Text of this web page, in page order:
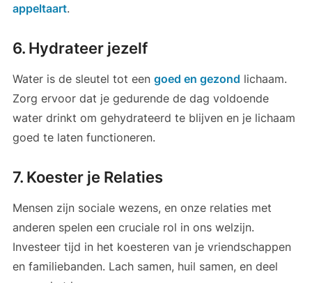
appeltaart.
6. Hydrateer jezelf
Water is de sleutel tot een goed en gezond lichaam.
Zorg ervoor dat je gedurende de dag voldoende
water drinkt om gehydrateerd te blijven en je lichaam
goed te laten functioneren.
7. Koester je Relaties
Mensen zijn sociale wezens, en onze relaties met
anderen spelen een cruciale rol in ons welzijn.
Investeer tijd in het koesteren van je vriendschappen
en familiebanden. Lach samen, huil samen, en deel